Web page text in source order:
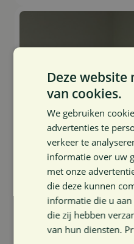
Deze
van cookies.
We gebruiken
advertenties te
verkeer te
informatie over uw
met onze
die deze kunnen
informatie die u
die zij hebben
van hun diensten.